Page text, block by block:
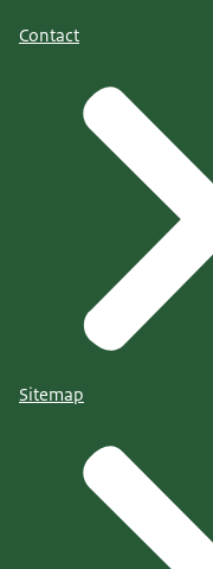
Contact
Sitemap